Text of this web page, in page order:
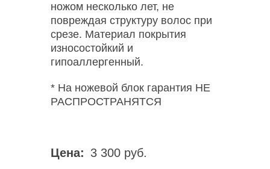
ножом несколько лет, не
повреждая структуру волос при
срезе. Материал покрытия
износостойкий и
гипоаллергенный.
* На ножевой блок гарантия НЕ
РАСПРОСТРАНЯТСЯ
Цена: 3 300 руб.